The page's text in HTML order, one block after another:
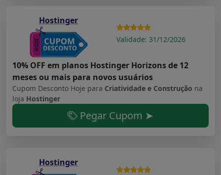
Hostinger
Validade: 31/12/2026
10% OFF em planos Hostinger Horizons de 12
meses ou mais para novos usuários
Cupom Desconto Hoje para Criatividade e Construção na
loja Hostinger
Pegar Cupom ➤
Hostinger